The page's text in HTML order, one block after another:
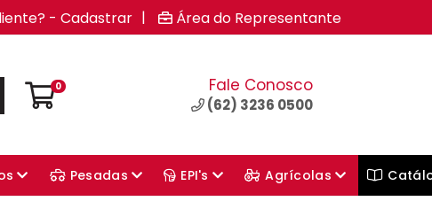
- Cadastrar | Área do Representante
0 Fale Conosco
(62) 3236 0500
Pesadas EPI's Agrícolas